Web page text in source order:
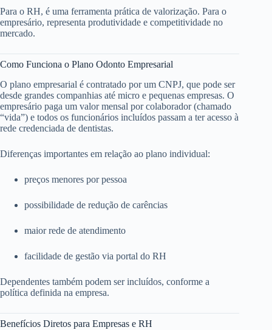
Para o RH, é uma ferramenta prática de valorização. Para o
empresário, representa produtividade e competitividade no
mercado.
Como Funciona o Plano Odonto Empresarial
O plano empresarial é contratado por um CNPJ, que pode ser
desde grandes companhias até micro e pequenas empresas. O
empresário paga um valor mensal por colaborador (chamado
“vida”) e todos os funcionários incluídos passam a ter acesso à
rede credenciada de dentistas.
Diferenças importantes em relação ao plano individual:
preços menores por pessoa
possibilidade de redução de carências
maior rede de atendimento
facilidade de gestão via portal do RH
Dependentes também podem ser incluídos, conforme a
política definida na empresa.
Benefícios Diretos para Empresas e RH